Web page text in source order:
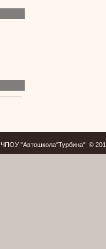
ЧПОУ "Автошкола"Турбина" ©